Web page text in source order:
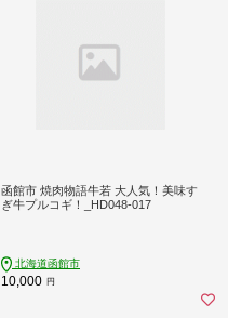
函館市 焼肉物語牛若 大人気！美味す
ぎ牛プルコギ！_HD048-017
北海道函館市
10,000 円